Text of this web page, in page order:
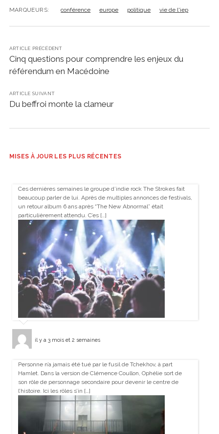
MARQUEURS: conférence europe politique vie de l'iep
ARTICLE PRÉCÉDENT
Cinq questions pour comprendre les enjeux du
référendum en Macédoine
ARTICLE SUIVANT
Du beffroi monte la clameur
MISES À JOUR LES PLUS RÉCENTES
Ces dernières semaines le groupe d’indie rock The Strokes fait
beaucoup parler de lui. Après de multiples annonces de festivals,
un retour album 6 ans après “The New Abnormal” était
particulièrement attendu. C’es […]
il y a 3 mois et 2 semaines
Personne n’a jamais été tué par le fusil de Tchekhov, à part
Hamlet. Dans la version de Clémence Coullon, Ophélie sort de
son rôle de personnage secondaire pour devenir le centre de
l’histoire. Ici les rôles s’in […]